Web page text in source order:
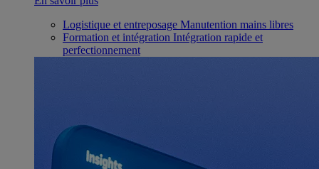
Logistique et entreposage Manutention mains libres
Formation et intégration Intégration rapide et
perfectionnement